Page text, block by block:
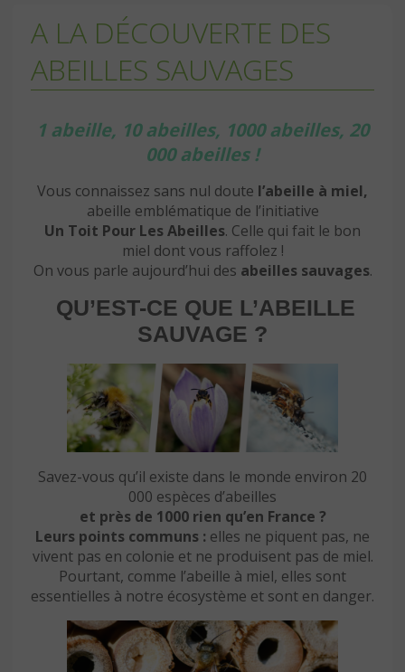
A LA DÉCOUVERTE DES
ABEILLES SAUVAGES
1 abeille, 10 abeilles, 1000 abeilles, 20
000 abeilles !
Vous connaissez sans nul doute l’abeille à miel,
abeille emblématique de l’initiative
Un Toit Pour Les Abeilles. Celle qui fait le bon
miel dont vous raffolez !
On vous parle aujourd’hui des abeilles sauvages.
QU’EST-CE QUE L’ABEILLE
SAUVAGE ?
Savez-vous qu’il existe dans le monde environ 20
000 espèces d’abeilles
et près de 1000 rien qu’en France ?
Leurs points communs : elles ne piquent pas, ne
vivent pas en colonie et ne produisent pas de miel.
Pourtant, comme l’abeille à miel, elles sont
essentielles à notre écosystème et sont en danger.